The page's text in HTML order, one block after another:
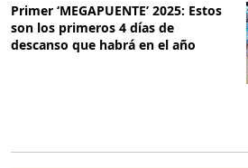
Primer ‘MEGAPUENTE’ 2025: Estos
son los primeros 4 días de
descanso que habrá en el año